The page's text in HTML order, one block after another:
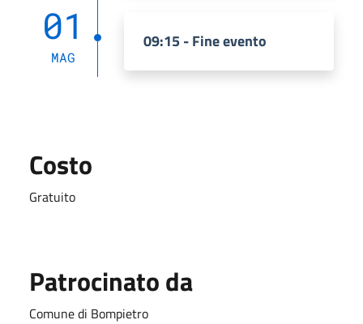
01
MAG
09:15 - Fine evento
Costo
Gratuito
Patrocinato da
Comune di Bompietro